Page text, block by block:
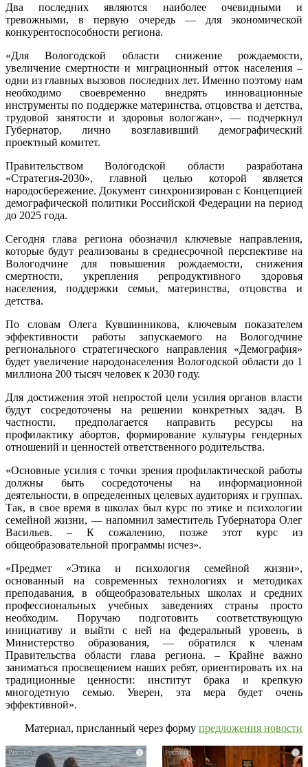
Два последних являются наиболее очевидными и
тревожными, в первую очередь — для экономической
конкурентоспособности региона.
«Для Вологодской области снижение рождаемости,
увеличение смертности и миграционный отток населения –
одни из главных вызовов последних лет. Именно поэтому нам
необходимо своевременно внедрять инновационные
инструменты по поддержке материнства, отцовства и детства,
трудовой занятости и здоровья вологжан», — подчеркнул
Губернатор, лично возглавивший демографический
проектный комитет.
Правительством Вологодской области разработана
«Стратегия-2030», главной целью которой является
народосбережение. Документ синхронизирован с Концепцией
демографической политики Российской Федерации на период
до 2025 года.
Сегодня глава региона обозначил ключевые направления,
которые будут реализованы в среднесрочной перспективе на
Вологодчине для повышения рождаемости, снижения
смертности, укрепления репродуктивного здоровья
населения, поддержки семьи, материнства, отцовства и
детства.
По словам Олега Кувшинникова, ключевым показателем
эффективности работы запускаемого на Вологодчине
регионального стратегического направления «Демография»
будет увеличение народонаселения Вологодской области до 1
миллиона 200 тысяч человек к 2030 году.
Для достижения этой непростой цели усилия органов власти
будут сосредоточены на решении конкретных задач. В
частности, предполагается направить ресурсы на
профилактику абортов, формирование культуры гендерных
отношений и ценностей ответственного родительства.
«Основные усилия с точки зрения профилактической работы
должны быть сосредоточены на информационной
деятельности, в определенных целевых аудиториях и группах.
Так, в свое время в школах был курс по этике и психологии
семейной жизни, — напомнил заместитель Губернатора Олег
Васильев. – К сожалению, позже этот курс из
общеобразовательной программы исчез».
«Предмет «Этика и психология семейной жизни»,
основанный на современных технологиях и методиках
преподавания, в общеобразовательных школах и средних
профессиональных учебных заведениях страны просто
необходим. Поручаю подготовить соответствующую
инициативу и выйти с ней на федеральный уровень, в
Министерство образования, — обратился к членам
Правительства области глава региона. – Крайне важно
заниматься просвещением наших ребят, ориентировать их на
традиционные ценности: институт брака и крепкую
многодетную семью. Уверен, эта мера будет очень
эффективной».
Материал, присланный через форму предложения новости
i i